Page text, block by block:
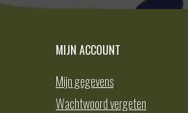
MIJN ACCOUNT
Mijn gegevens
Wachtwoord vergeten